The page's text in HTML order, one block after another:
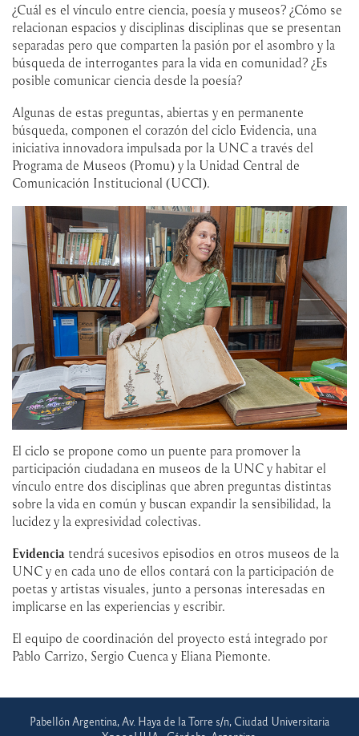
¿Cuál es el vínculo entre ciencia, poesía y museos? ¿Cómo se
relacionan espacios y disciplinas disciplinas que se presentan
separadas pero que comparten la pasión por el asombro y la
búsqueda de interrogantes para la vida en comunidad? ¿Es
posible comunicar ciencia desde la poesía?
Algunas de estas preguntas, abiertas y en permanente
búsqueda, componen el corazón del ciclo Evidencia, una
iniciativa innovadora impulsada por la UNC a través del
Programa de Museos (Promu) y la Unidad Central de
Comunicación Institucional (UCCI).
El ciclo se propone como un puente para promover la
participación ciudadana en museos de la UNC y habitar el
vínculo entre dos disciplinas que abren preguntas distintas
sobre la vida en común y buscan expandir la sensibilidad, la
lucidez y la expresividad colectivas.
Evidencia tendrá sucesivos episodios en otros museos de la
UNC y en cada uno de ellos contará con la participación de
poetas y artistas visuales, junto a personas interesadas en
implicarse en las experiencias y escribir.
El equipo de coordinación del proyecto está integrado por
Pablo Carrizo, Sergio Cuenca y Eliana Piemonte.
Pabellón Argentina, Av. Haya de la Torre s/n, Ciudad Universitaria